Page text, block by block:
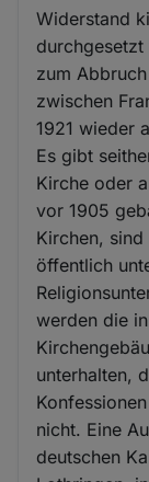
Widerstand
zum
zwischen
1921 wieder
Es gibt
Kirche oder
vor 1905
Kirchen,
öffentlich
werden die
unterhalten,
nicht. Eine
deutschen